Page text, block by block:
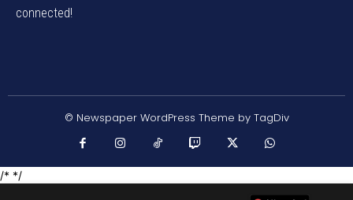
connected!
© Newspaper WordPress Theme by TagDiv
/* */